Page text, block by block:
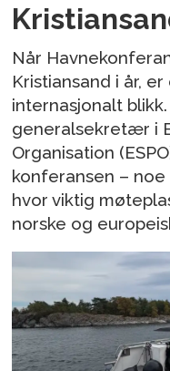
Når
Kristiansand i år,
internasjonalt
generalsekretær i
Organisation
konferansen –
hvor viktig
norske og